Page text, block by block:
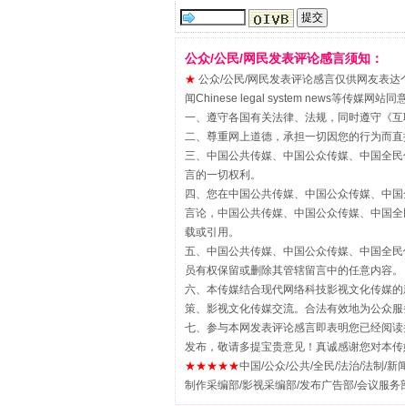
“刷贴”乱象丛生
揭批美国五大"原罪"
公众/公民/网民发表评论感言须知：
★ 公众/公民/网民发表评论感言仅供网友表
闻Chinese legal system news等传媒网站同
一、遵守各国有关法律、法规，同时遵守《
二、尊重网上道德，承担一切因您的行为而直
三、中国公共传媒、中国公众传媒、中国全
言的一切权利。
四、您在中国公共传媒、中国公众传媒、中
言论，中国公共传媒、中国公众传媒、中国
载或引用。
五、中国公共传媒、中国公众传媒、中国全
员有权保留或删除其管辖留言中的任意内容。
六、本传媒结合现代网络科技影视文化传媒
策、影视文化传媒交流。合法有效地为公众服
七、参与本网发表评论感言即表明您已经阅
发布，敬请多提宝贵意见！真诚感谢您对本
★★★★★中国/公众/公共/全民/法治/法制/新
制作采编部/影视采编部/发布广告部/会议服务